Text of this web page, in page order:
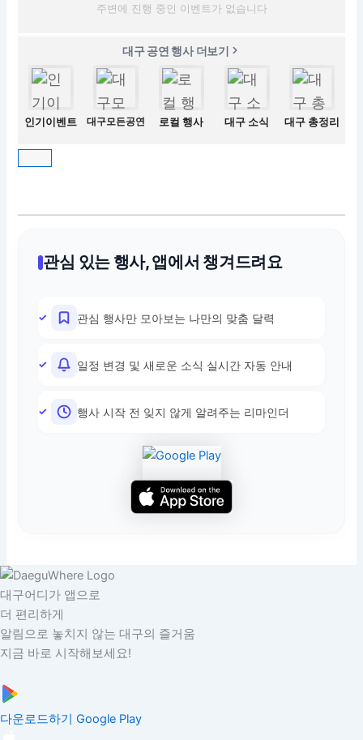
주변에 진행 중인 이벤트가 없습니다
대구 공연 행사 더보기
인기이벤트 대구모든공연 로컬 행사 대구 소식 대구 총정리
관심 있는 행사, 앱에서 챙겨드려요
관심 행사만 모아보는 나만의 맞춤 달력
일정 변경 및 새로운 소식 실시간 자동 안내
행사 시작 전 잊지 않게 알려주는 리마인더
대구어디가 앱으로
더 편리하게
알림으로 놓치지 않는 대구의 즐거움
지금 바로 시작해보세요!
다운로드하기 Google Play